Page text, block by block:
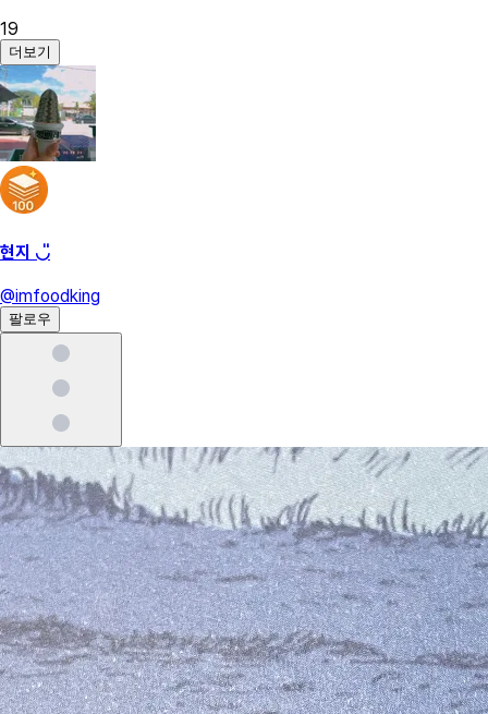
19
더보기
현지 ◡̎
@imfoodking
팔로우